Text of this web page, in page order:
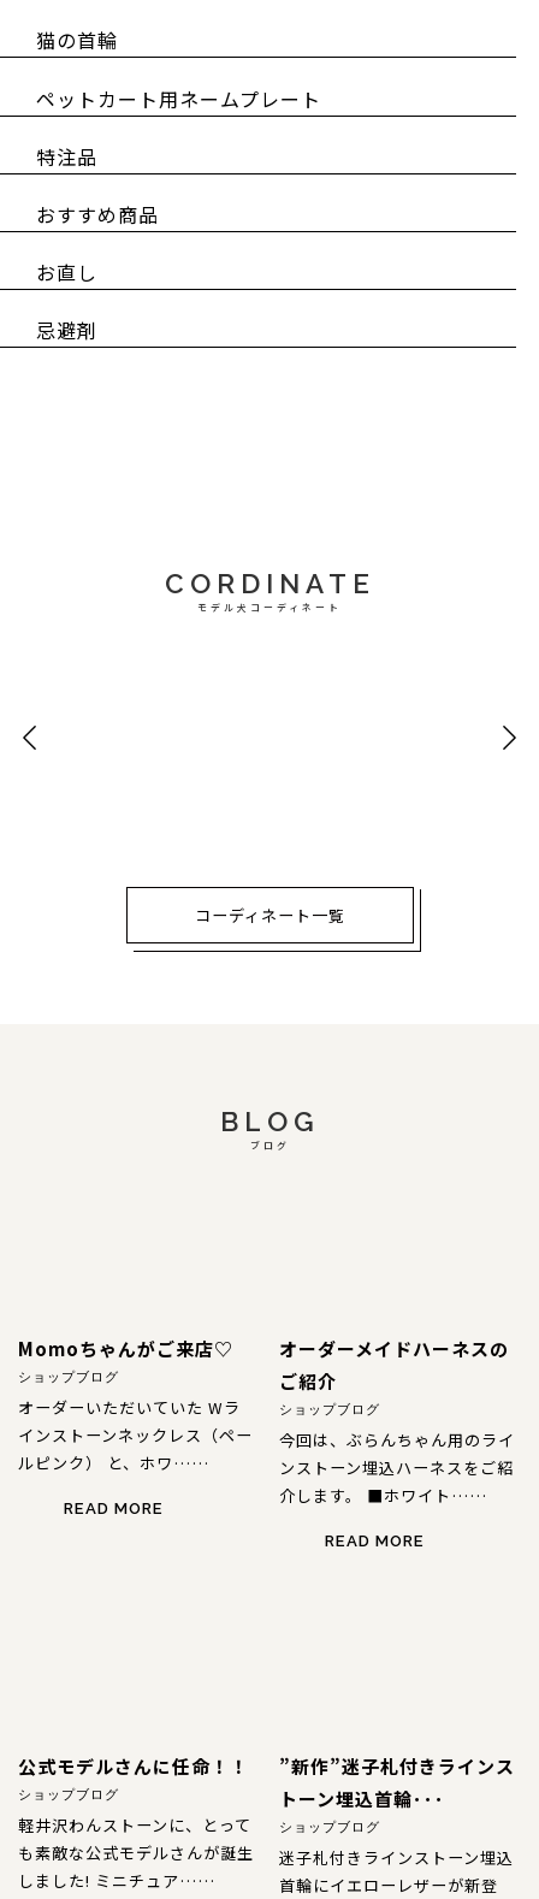
猫の首輪
ペットカート用ネームプレート
特注品
おすすめ商品
お直し
忌避剤
CORDINATE
モデル犬コーディネート
コーディネート一覧
BLOG
ブログ
Momoちゃんがご来店♡
ショップブログ
オーダーいただいていた Wラ
インストーンネックレス（ペー
ルピンク） と、ホワ……
READ MORE
オーダーメイドハーネスの
ご紹介
ショップブログ
今回は、ぶらんちゃん用のライ
ンストーン埋込ハーネスをご紹
介します。 ■ホワイト……
READ MORE
公式モデルさんに任命！！
ショップブログ
軽井沢わんストーンに、とって
も素敵な公式モデルさんが誕生
しました! ミニチュア……
”新作”迷子札付きラインス
トーン埋込首輪･･･
ショップブログ
迷子札付きラインストーン埋込
首輪にイエローレザーが新登